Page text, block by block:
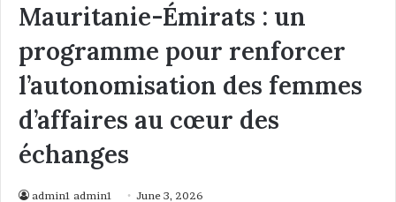
Mauritanie-Émirats : un
programme pour renforcer
l’autonomisation des femmes
d’affaires au cœur des
échanges
admin1 admin1 June 3, 2026